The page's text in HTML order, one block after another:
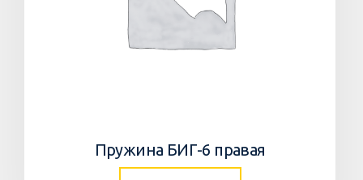
Пружина БИГ-6 правая